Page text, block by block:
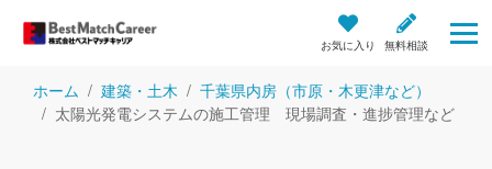
お気に入り 無料相談
ホーム 建築・土木
千葉県内房（市原・木更津など）
太陽光発電システムの施工管理 現場調査・進捗管理など